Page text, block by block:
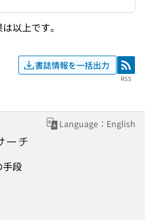
以上です。
書誌情報を一括出力 RSS
RSS
Language：English
手段